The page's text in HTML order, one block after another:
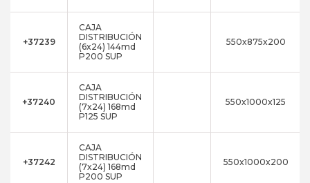
+37239
CAJA
DISTRIBUCIÓN
(6x24) 144md
P200 SUP
550x875x200
+37240
CAJA
DISTRIBUCIÓN
(7x24) 168md
P125 SUP
550x1000x125
+37242
CAJA
DISTRIBUCIÓN
(7x24) 168md
P200 SUP
550x1000x200